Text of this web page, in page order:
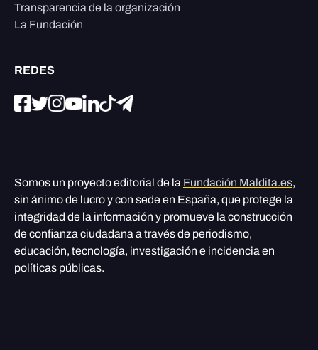
Transparencia de la organización
La Fundación
REDES
Somos un proyecto editorial de la Fundación Maldita.es,
sin ánimo de lucro y con sede en España, que protege la
integridad de la información y promueve la construcción
de confianza ciudadana a través de periodismo,
educación, tecnología, investigación e incidencia en
políticas públicas.